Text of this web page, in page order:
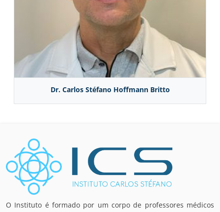
Dr. Carlos Stéfano Hoffmann Britto
O Instituto é formado por um corpo de professores médicos